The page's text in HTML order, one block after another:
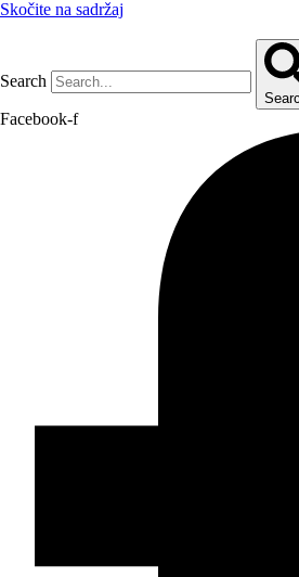
Skočite na sadržaj
Search
Facebook-f